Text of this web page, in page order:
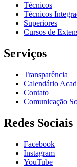
Técnicos
Técnicos
Superiores
Cursos de
Serviços
Transparência
Calendário
Contato
Comunicação
Redes Sociais
Facebook
Instagram
YouTube